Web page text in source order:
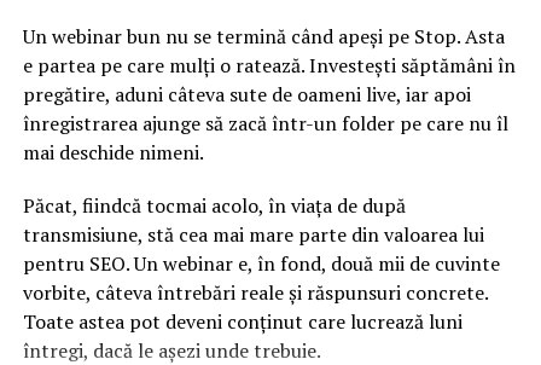
Un webinar bun nu se termină când apeși pe Stop. Asta
e partea pe care mulți o ratează. Investești săptămâni în
pregătire, aduni câteva sute de oameni live, iar apoi
înregistrarea ajunge să zacă într-un folder pe care nu îl
mai deschide nimeni.
Păcat, fiindcă tocmai acolo, în viața de după
transmisiune, stă cea mai mare parte din valoarea lui
pentru SEO. Un webinar e, în fond, două mii de cuvinte
vorbite, câteva întrebări reale și răspunsuri concrete.
Toate astea pot deveni conținut care lucrează luni
întregi, dacă le așezi unde trebuie.